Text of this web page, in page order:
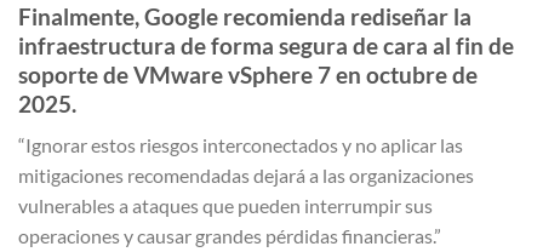
Finalmente, Google recomienda rediseñar la
infraestructura de forma segura de cara al fin de
soporte deVMware vSphere 7 en octubre de
2025.
“Ignorar estos riesgos interconectados y no aplicar las
mitigaciones recomendadas dejará a las organizaciones
vulnerables a ataques que pueden interrumpir sus
operaciones y causar grandes pérdidas financieras.”